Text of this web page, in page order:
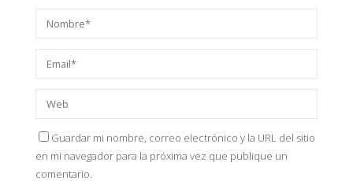
Guardar mi nombre, correo electrónico y la URL del sitio
en mi navegador para la próxima vez que publique un
comentario.